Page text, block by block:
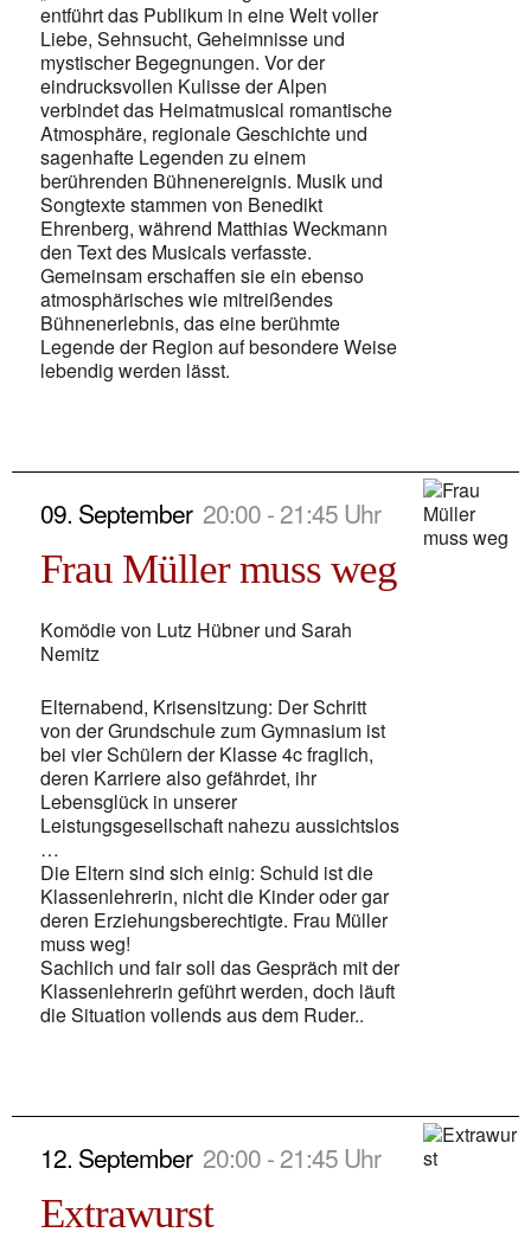
entführt das Publikum in eine Welt voller
Liebe, Sehnsucht, Geheimnisse und
mystischer Begegnungen. Vor der
eindrucksvollen Kulisse der Alpen
verbindet das Heimatmusical romantische
Atmosphäre, regionale Geschichte und
sagenhafte Legenden zu einem
berührenden Bühnenereignis. Musik und
Songtexte stammen von Benedikt
Ehrenberg, während Matthias Weckmann
den Text des Musicals verfasste.
Gemeinsam erschaffen sie ein ebenso
atmosphärisches wie mitreißendes
Bühnenerlebnis, das eine berühmte
Legende der Region auf besondere Weise
lebendig werden lässt.
09. September 20:00 - 21:45 Uhr
Frau Müller muss weg
Komödie von Lutz Hübner und Sarah
Nemitz
Elternabend, Krisensitzung: Der Schritt
von der Grundschule zum Gymnasium ist
bei vier Schülern der Klasse 4c fraglich,
deren Karriere also gefährdet, ihr
Lebensglück in unserer
Leistungsgesellschaft nahezu aussichtslos
…
Die Eltern sind sich einig: Schuld ist die
Klassenlehrerin, nicht die Kinder oder gar
deren Erziehungsberechtigte. Frau Müller
muss weg!
Sachlich und fair soll das Gespräch mit der
Klassenlehrerin geführt werden, doch läuft
die Situation vollends aus dem Ruder..
12. September 20:00 - 21:45 Uhr
Extrawurst